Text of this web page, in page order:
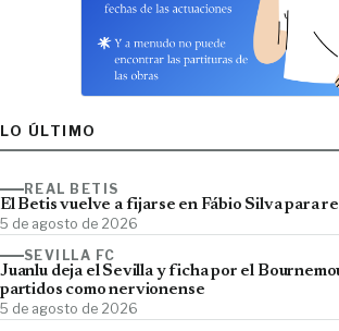
LO ÚLTIMO
REAL BETIS
El Betis vuelve a fijarse en Fábio Silva para
5 de agosto de 2026
SEVILLA FC
Juanlu deja el Sevilla y ficha por el
partidos como nervionense
5 de agosto de 2026